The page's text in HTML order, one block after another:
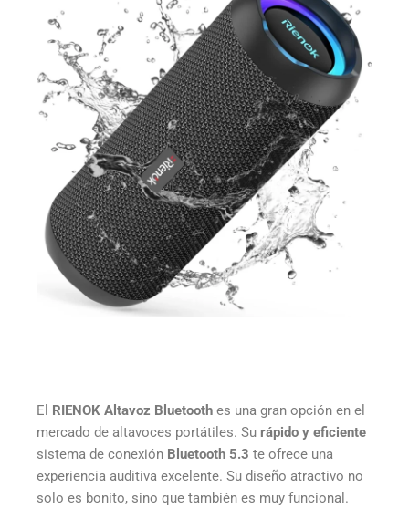
El RIENOK Altavoz Bluetooth es una gran opción en el
mercado de altavoces portátiles. Su rápido y eficiente
sistema de conexión Bluetooth 5.3 te ofrece una
experiencia auditiva excelente. Su diseño atractivo no
solo es bonito, sino que también es muy funcional.